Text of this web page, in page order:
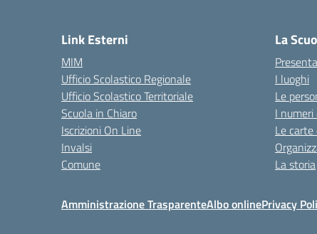
Link Esterni
MIM
Ufficio Scolastico Regionale
Ufficio Scolastico Territoriale
Scuola in Chiaro
Iscrizioni On Line
Invalsi
Comune
La
I luoghi
Le
I
Le
La storia
Amministrazione TrasparenteAlbo onlinePrivacy